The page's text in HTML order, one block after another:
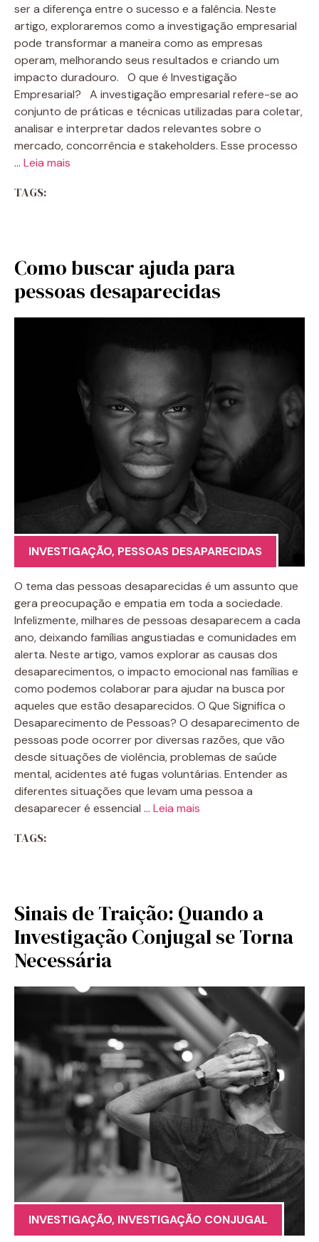
ser a diferença entre o sucesso e a falência. Neste
artigo, exploraremos como a investigação empresarial
pode transformar a maneira como as empresas
operam, melhorando seus resultados e criando um
impacto duradouro. O que é Investigação
Empresarial? A investigação empresarial refere-se ao
conjunto de práticas e técnicas utilizadas para coletar,
analisar e interpretar dados relevantes sobre o
mercado, concorrência e stakeholders. Esse processo
… Leia mais
TAGS:
Como buscar ajuda para
pessoas desaparecidas
INVESTIGAÇÃO, PESSOAS DESAPARECIDAS
O tema das pessoas desaparecidas é um assunto que
gera preocupação e empatia em toda a sociedade.
Infelizmente, milhares de pessoas desaparecem a cada
ano, deixando famílias angustiadas e comunidades em
alerta. Neste artigo, vamos explorar as causas dos
desaparecimentos, o impacto emocional nas famílias e
como podemos colaborar para ajudar na busca por
aqueles que estão desaparecidos. O Que Significa o
Desaparecimento de Pessoas? O desaparecimento de
pessoas pode ocorrer por diversas razões, que vão
desde situações de violência, problemas de saúde
mental, acidentes até fugas voluntárias. Entender as
diferentes situações que levam uma pessoa a
desaparecer é essencial … Leia mais
TAGS:
Sinais de Traição: Quando a
Investigação Conjugal se Torna
Necessária
INVESTIGAÇÃO, INVESTIGAÇÃO CONJUGAL